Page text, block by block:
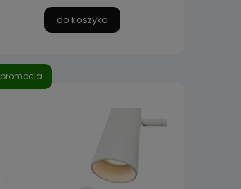
do koszyka
promocja